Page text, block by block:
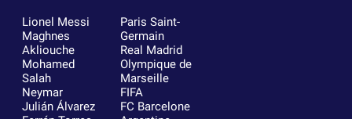
Lionel Messi
Maghnes
Akliouche
Mohamed
Salah
Neymar
Julián Álvarez
Paris Saint-
Germain
Real Madrid
Olympique de
Marseille
FIFA
FC Barcelone